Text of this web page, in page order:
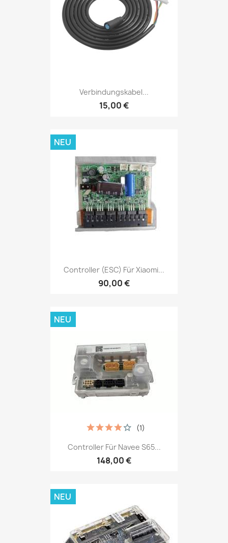
Verbindungskabel...
15,00 €
Controller (ESC) Für Xiaomi...
90,00 €
NEU
Controller Für Navee S65...
148,00 €
(1)
NEU
NEU